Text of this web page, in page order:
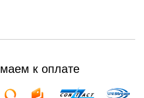
к оплате